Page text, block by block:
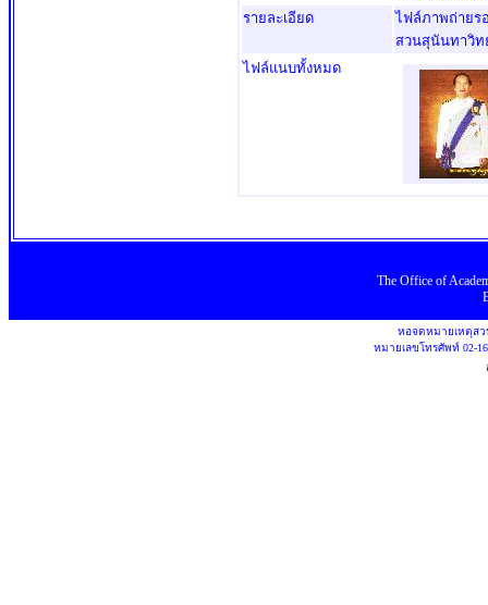
รายละเอียด
ไฟล์ภาพถ่ายร
สวนสุนันทาวิท
ไฟล์แนบทั้งหมด
The Officeof
หอจดหมายเหตุส
หมายเลขโทรศัพท์ 02-